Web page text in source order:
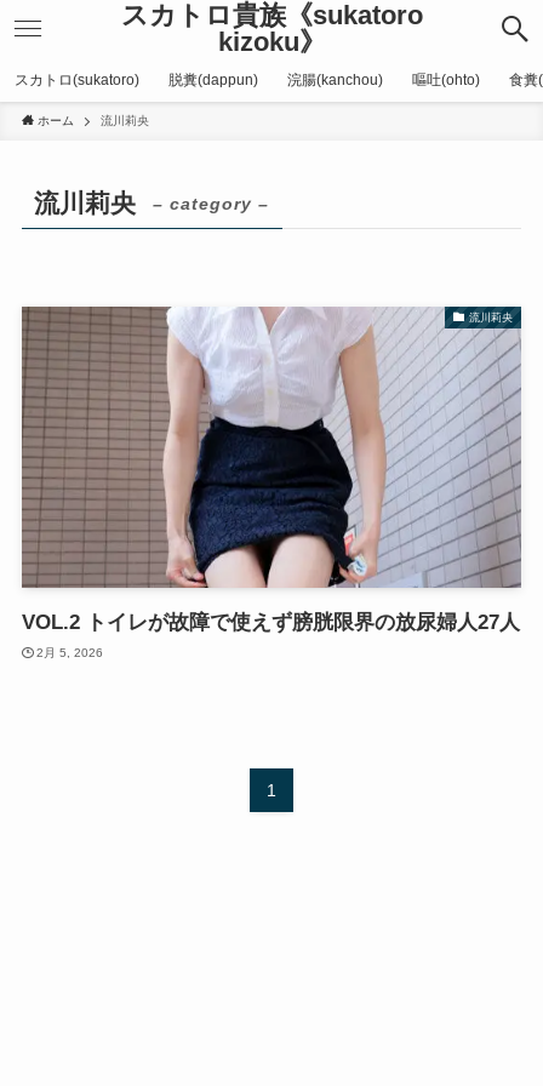
スカトロ貴族《sukatoro
kizoku》
スカトロ(sukatoro) 脱糞(dappun) 浣腸(kanchou) 嘔吐(ohto) 食糞
ホーム 流川莉央
流川莉央 – category –
流川莉央
VOL.2 トイレが故障で使えず膀胱限界の放尿婦人27人
2月 5, 2026
1